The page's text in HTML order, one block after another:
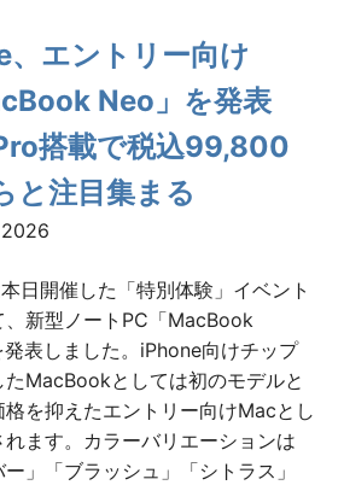
エントリー向け
Neo」を発表
搭載で税込99,800
と注目集まる
日開催した「特別体験」イベント
、新型ノートPC「MacBook
表しました。iPhone向けチップ
たMacBookとしては初のモデルと
格を抑えたエントリー向けMacとし
れます。カラーバリエーションは
ー」「ブラッシュ」「シトラス」